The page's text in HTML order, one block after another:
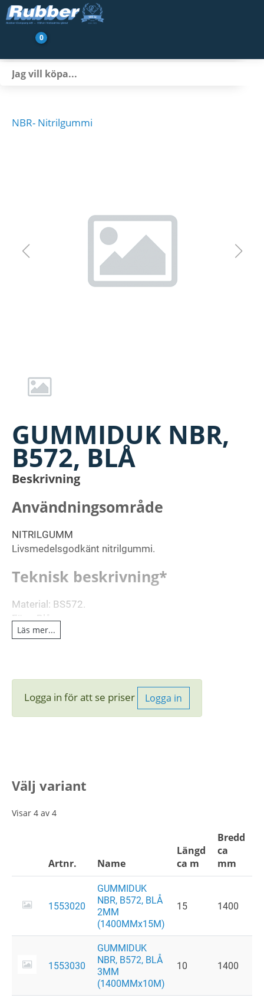
0
NBR- Nitrilgummi
GUMMIDUK NBR,
B572, BLÅ
Beskrivning
Användningsområde
NITRILGUMM
Livsmedelsgodkänt nitrilgummi.
Teknisk beskrivning*
Material: BS572.
Färg: Blå.
Densitet, riktvärde: 1,44 mg/m
* = Med reservation för gällande toleranser.
Läs mer...
Logga in för att se priser Logga in
Välj variant
Visar 4 av 4
Artnr. Name
Längd
ca m
Bredd
ca
mm
1553020
GUMMIDUK
NBR, B572, BLÅ
2MM
(1400MMx15M)
15 1400
1553030
GUMMIDUK
NBR, B572, BLÅ
3MM
(1400MMx10M)
10 1400